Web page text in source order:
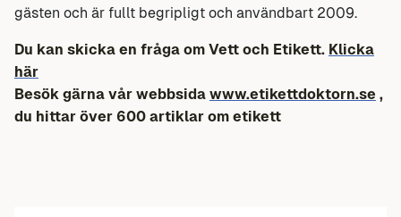
gästen och är fullt begripligt och användbart 2009.
Du kan skicka en fråga om Vett och Etikett. Klicka
här
Besök gärna vår webbsida www.etikettdoktorn.se ,
du hittar över 600 artiklar om etikett